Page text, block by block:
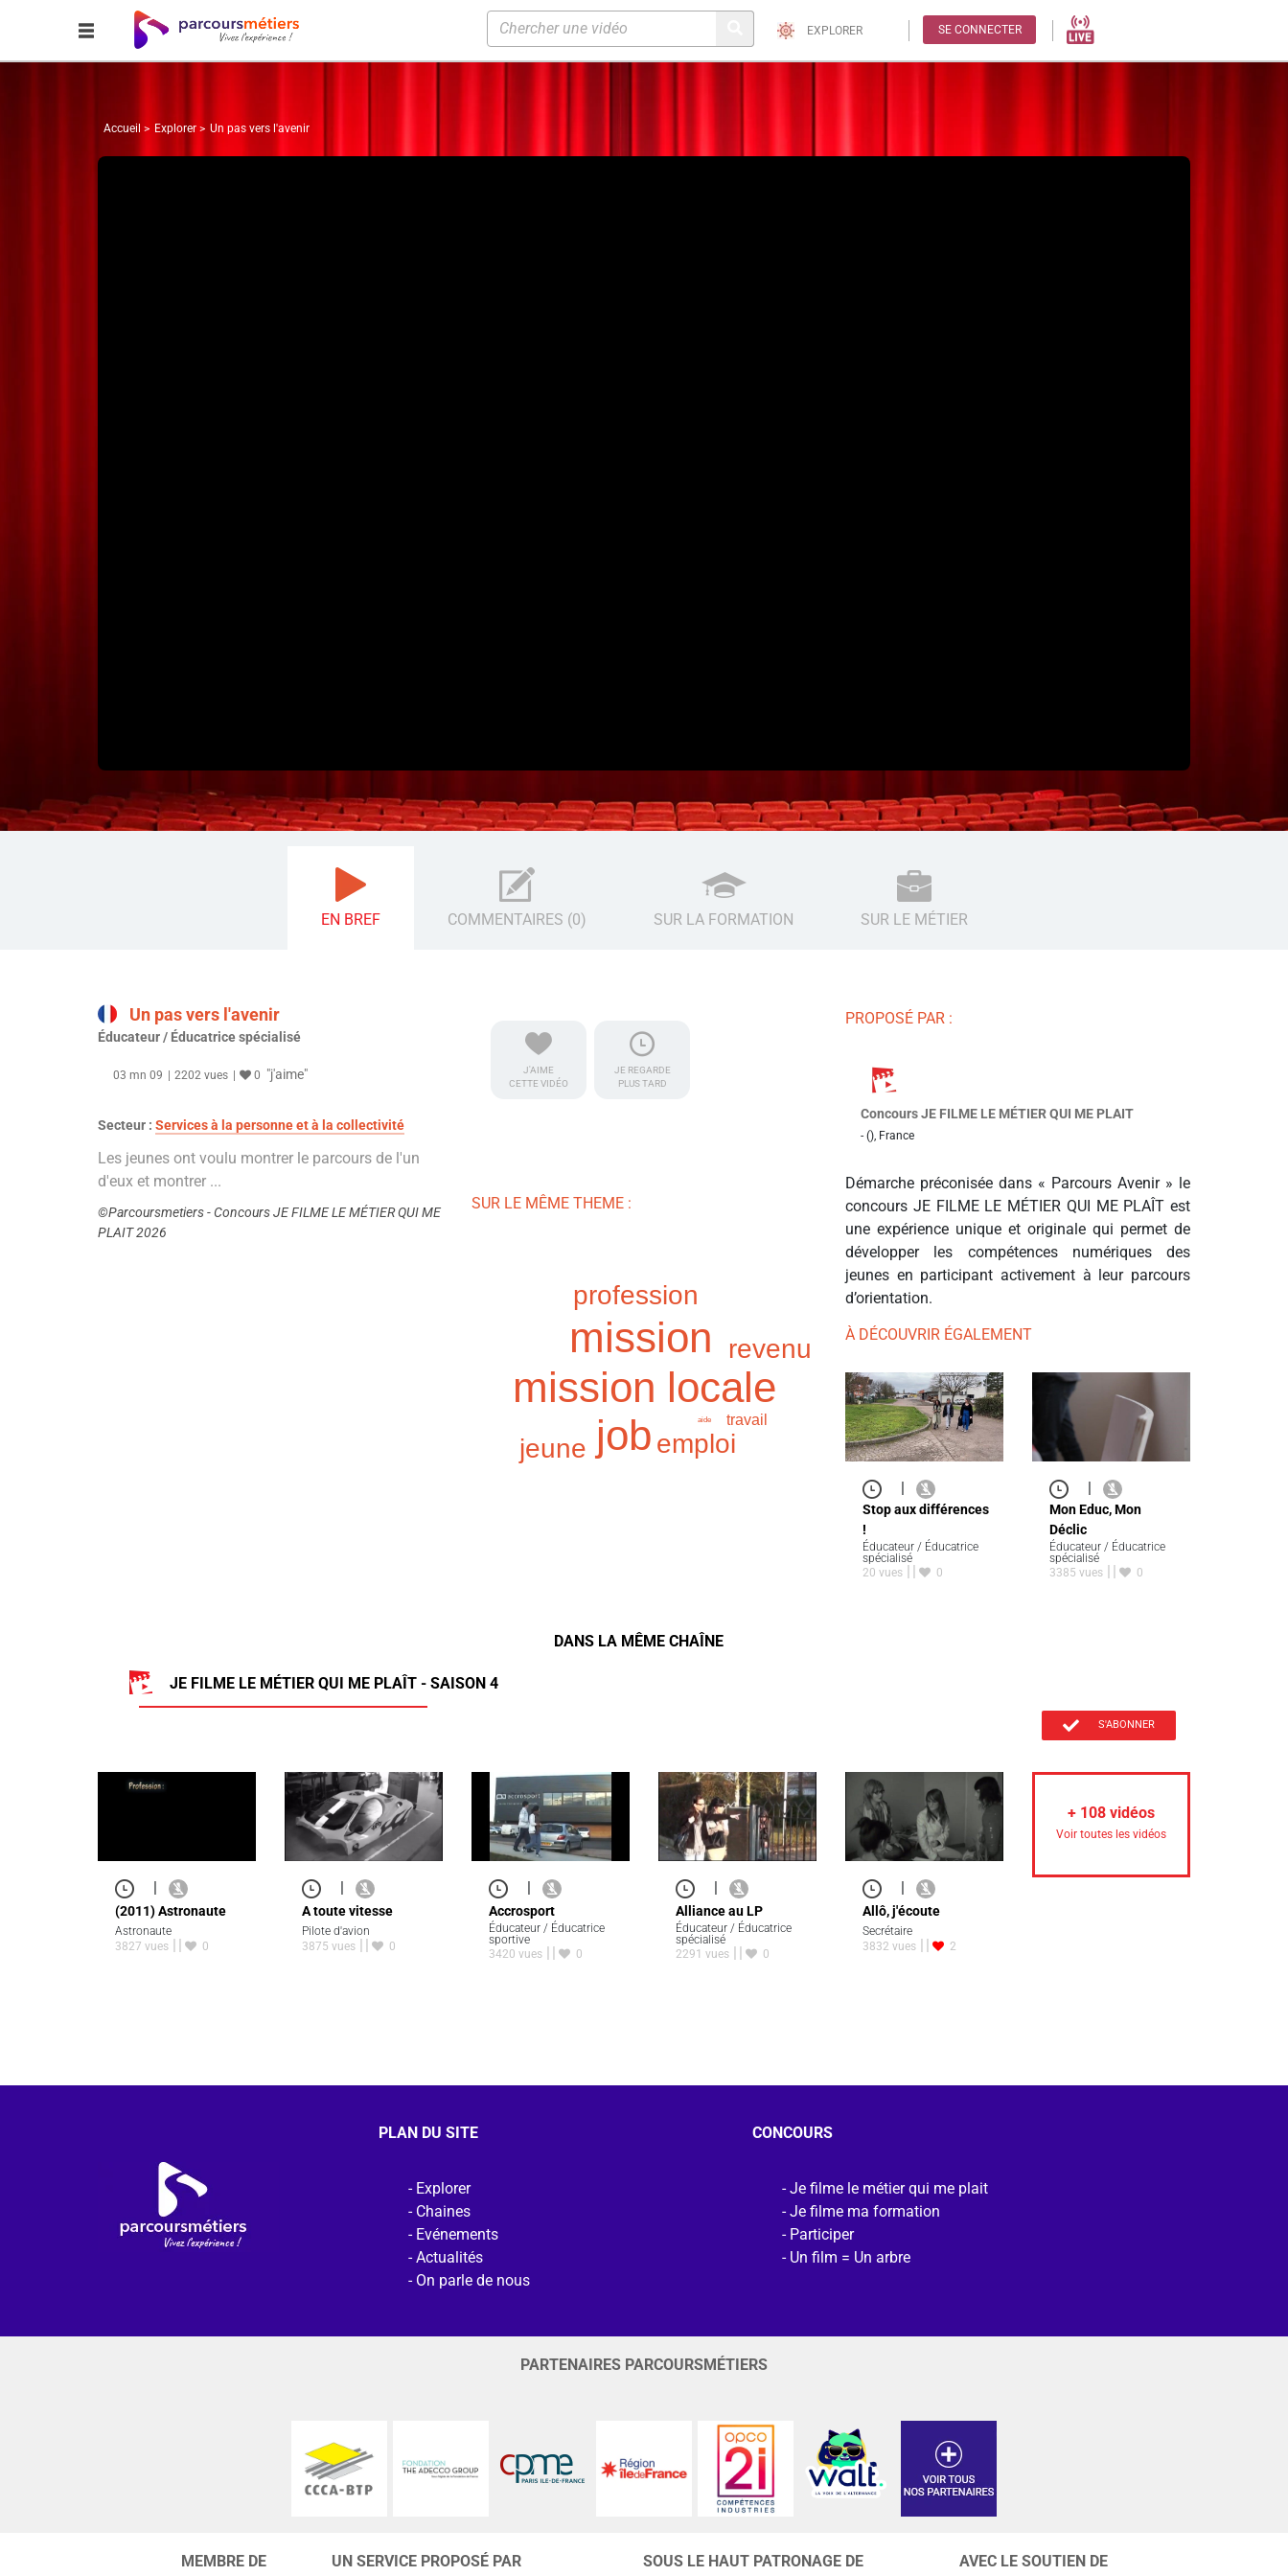
EXPLORER SE CONNECTER
Accueil Explorer Un pas vers l'avenir
EN BREF COMMENTAIRES (0) SUR LA FORMATION SUR LE MÉTIER
Un pas vers l'avenir
Éducateur / Éducatrice spécialisé
03 mn 09 2202 vues 0 "j'aime"
Secteur : Services à la personne et à la collectivité
Les jeunes ont voulu montrer le parcours de l'un
d'eux et montrer ...
©Parcoursmetiers - Concours JE FILME LE MÉTIER QUI ME
PLAIT 2026
J'AIME
CETTE VIDÉO
JE REGARDE
PLUS TARD
SUR LE MÊME THEME :
mission locale
mission
job emploi
jeune
revenu
profession
travail
aide
PROPOSÉ PAR :
Concours JE FILME LE MÉTIER QUI ME PLAIT
- (), France
Démarche préconisée dans « Parcours Avenir » le
concours JE FILME LE MÉTIER QUI ME PLAÎT est
une expérience unique et originale qui permet de
développer les compétences numériques des
jeunes en participant activement à leur parcours
d’orientation.
À DÉCOUVRIR ÉGALEMENT
Stop aux différences
!
Éducateur / Éducatrice
spécialisé
20 vues
0
Mon Educ, Mon
Déclic
Éducateur / Éducatrice
spécialisé
3385 vues
0
DANS LA MÊME CHAÎNE
JE FILME LE MÉTIER QUI ME PLAÎT - SAISON 4
S'ABONNER
(2011) Astronaute
Astronaute
3827 vues
0
A toute vitesse
Pilote d'avion
3875 vues
0
Accrosport
Éducateur / Éducatrice
sportive
3420 vues
0
Alliance au LP
Éducateur / Éducatrice
spécialisé
2291 vues
0
Allô, j'écoute
Secrétaire
3832 vues
2
+ 108 vidéos
Voir toutes les vidéos
PLAN DU SITE
Explorer
Chaines
Evénements
Actualités
On parle de nous
CONCOURS
Je filme le métier qui me plait
Je filme ma formation
Participer
Un film = Un arbre
PARTENAIRES PARCOURSMÉTIERS
MEMBRE DE UN SERVICE PROPOSÉ PAR SOUS LE HAUT PATRONAGE DE AVEC LE SOUTIEN DE